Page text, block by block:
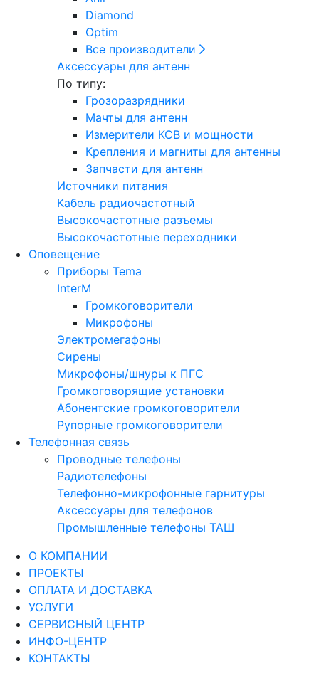
Diamond
Optim
Все производители
Аксессуары для антенн
По типу:
Грозоразрядники
Мачты для антенн
Измерители КСВ и мощности
Крепления и магниты для антенны
Запчасти для антенн
Источники питания
Кабель радиочастотный
Высокочастотные разъемы
Высокочастотные переходники
Оповещение
Приборы Tema
InterM
Громкоговорители
Микрофоны
Электромегафоны
Сирены
Микрофоны/шнуры к ПГС
Громкоговорящие установки
Абонентские громкоговорители
Рупорные громкоговорители
Телефонная связь
Проводные телефоны
Радиотелефоны
Телефонно-микрофонные гарнитуры
Аксессуары для телефонов
Промышленные телефоны ТАШ
О КОМПАНИИ
ПРОЕКТЫ
ОПЛАТА И ДОСТАВКА
УСЛУГИ
СЕРВИСНЫЙ ЦЕНТР
ИНФО-ЦЕНТР
КОНТАКТЫ